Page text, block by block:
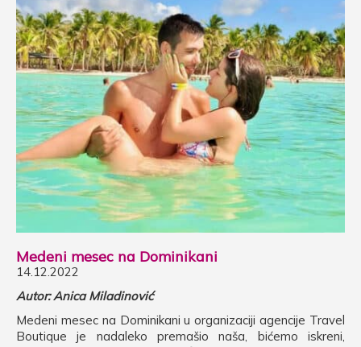
Medeni mesec na Dominikani
14.12.2022
Autor: Anica Miladinović
Medeni mesec na Dominikani u organizaciji agencije Travel
Boutique je nadaleko premašio naša, bićemo iskreni,